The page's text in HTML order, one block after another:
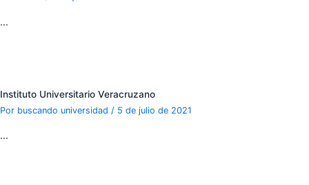
…
Instituto Universitario Veracruzano
Por buscando universidad / 5 de julio de 2021
…